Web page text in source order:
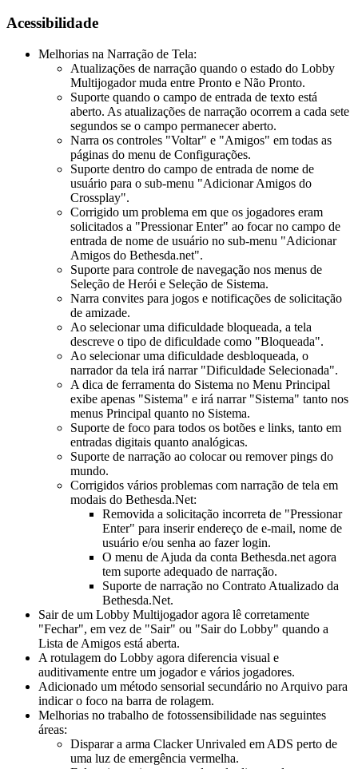
Acessibilidade
Melhorias na Narração de Tela:
Atualizações de narração quando o estado do Lobby
Multijogador muda entre Pronto e Não Pronto.
Suporte quando o campo de entrada de texto está
aberto. As atualizações de narração ocorrem a cada sete
segundos se o campo permanecer aberto.
Narra os controles "Voltar" e "Amigos" em todas as
páginas do menu de Configurações.
Suporte dentro do campo de entrada de nome de
usuário para o sub-menu "Adicionar Amigos do
Crossplay".
Corrigido um problema em que os jogadores eram
solicitados a "Pressionar Enter" ao focar no campo de
entrada de nome de usuário no sub-menu "Adicionar
Amigos do Bethesda.net".
Suporte para controle de navegação nos menus de
Seleção de Herói e Seleção de Sistema.
Narra convites para jogos e notificações de solicitação
de amizade.
Ao selecionar uma dificuldade bloqueada, a tela
descreve o tipo de dificuldade como "Bloqueada".
Ao selecionar uma dificuldade desbloqueada, o
narrador da tela irá narrar "Dificuldade Selecionada".
A dica de ferramenta do Sistema no Menu Principal
exibe apenas "Sistema" e irá narrar "Sistema" tanto nos
menus Principal quanto no Sistema.
Suporte de foco para todos os botões e links, tanto em
entradas digitais quanto analógicas.
Suporte de narração ao colocar ou remover pings do
mundo.
Corrigidos vários problemas com narração de tela em
modais do Bethesda.Net:
Removida a solicitação incorreta de "Pressionar
Enter" para inserir endereço de e-mail, nome de
usuário e/ou senha ao fazer login.
O menu de Ajuda da conta Bethesda.net agora
tem suporte adequado de narração.
Suporte de narração no Contrato Atualizado da
Bethesda.Net.
Sair de um Lobby Multijogador agora lê corretamente
"Fechar", em vez de "Sair" ou "Sair do Lobby" quando a
Lista de Amigos está aberta.
A rotulagem do Lobby agora diferencia visual e
auditivamente entre um jogador e vários jogadores.
Adicionado um método sensorial secundário no Arquivo para
indicar o foco na barra de rolagem.
Melhorias no trabalho de fotossensibilidade nas seguintes
áreas:
Disparar a arma Clacker Unrivaled em ADS perto de
uma luz de emergência vermelha.